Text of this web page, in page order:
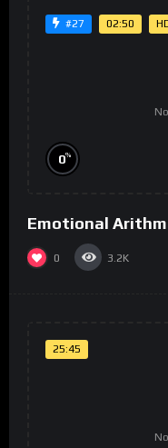
#27 02:50
0%
Emotional
0 3.2K
25:45